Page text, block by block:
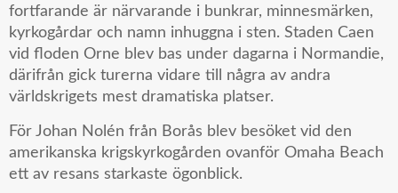
fortfarande är närvarande i bunkrar, minnesmärken,
kyrkogårdar och namn inhuggna i sten. Staden Caen
vid floden Orne blev bas under dagarna i Normandie,
därifrån gick turerna vidare till några av andra
världskrigets mest dramatiska platser.
För Johan Nolén från Borås blev besöket vid den
amerikanska krigskyrkogården ovanför Omaha Beach
ett av resans starkaste ögonblick.